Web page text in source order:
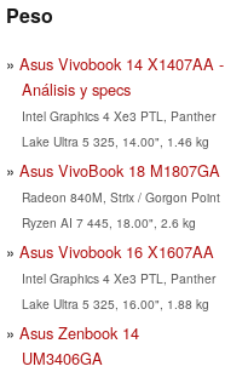
Peso
Asus Vivobook 14 X1407AA -
Análisis y specs
Intel Graphics 4 Xe3 PTL, Panther
Lake Ultra 5 325, 14.00", 1.46 kg
Asus VivoBook 18 M1807GA
Radeon 840M, Strix / Gorgon Point
Ryzen AI 7 445, 18.00", 2.6 kg
Asus Vivobook 16 X1607AA
Intel Graphics 4 Xe3 PTL, Panther
Lake Ultra 5 325, 16.00", 1.88 kg
Asus Zenbook 14
UM3406GA